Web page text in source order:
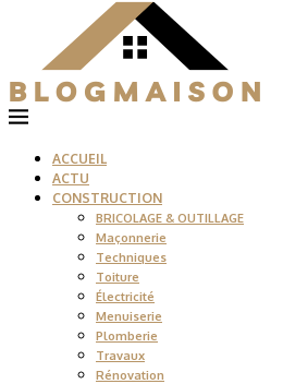
ACCUEIL
ACTU
CONSTRUCTION
BRICOLAGE & OUTILLAGE
Maçonnerie
Techniques
Toiture
Électricité
Menuiserie
Plomberie
Travaux
Rénovation